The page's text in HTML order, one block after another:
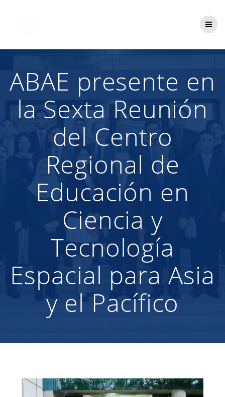
ABAE presente en
la Sexta Reunión
del Centro
Regional de
Educación en
Ciencia y
Tecnología
Espacial para Asia
y el Pacífico